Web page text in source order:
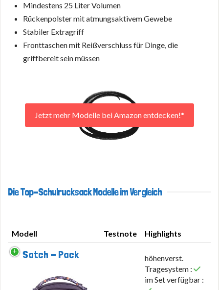
Mindestens 25 Liter Volumen
Rückenpolster mit atmungsaktivem Gewebe
Stabiler Extragriff
Fronttaschen mit Reißverschluss für Dinge, die
griffbereit sein müssen
Jetzt mehr Modelle bei Amazon entdecken!*
Die Top-Schulrucksack Modelle im Vergleich
Modell Testnote
Highlights
Modell
Satch - Pack
höhenverst.
Tragesystem :
im Set verfügbar :